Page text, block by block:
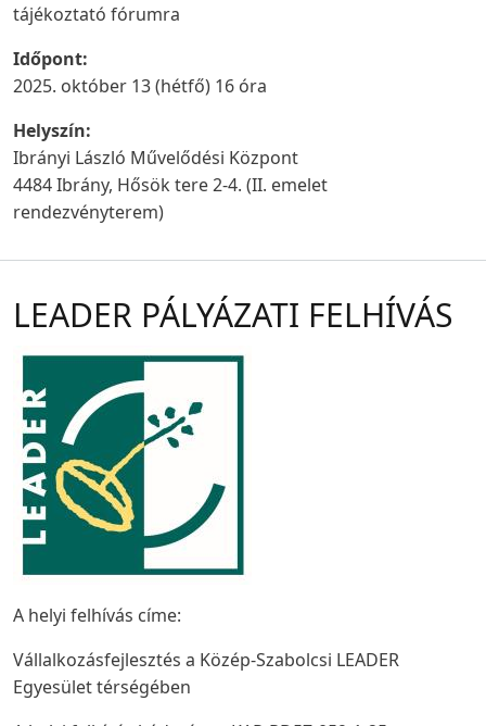
tájékoztató fórumra
Időpont:
2025. október 13 (hétfő) 16 óra
Helyszín:
Ibrányi László Művelődési Központ
4484 Ibrány, Hősök tere 2-4. (II. emelet
rendezvényterem)
LEADER PÁLYÁZATI FELHÍVÁS
A helyi felhívás címe:
Vállalkozásfejlesztés a Közép-Szabolcsi LEADER
Egyesület térségében